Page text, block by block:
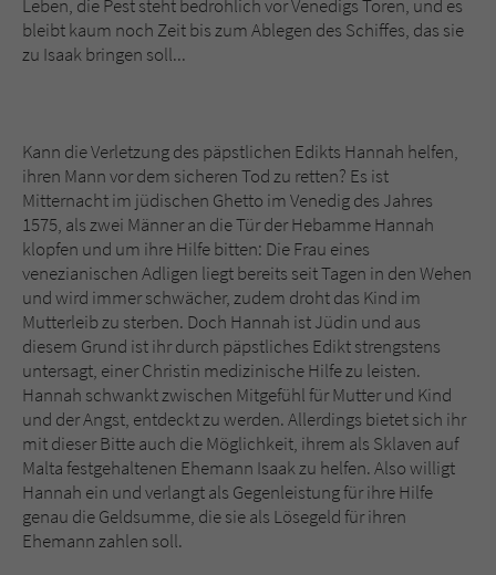
Leben, die Pest steht bedrohlich vor Venedigs Toren, und es
bleibt kaum noch Zeit bis zum Ablegen des Schiffes, das sie
zu Isaak bringen soll...
Kann die Verletzung des päpstlichen Edikts Hannah helfen,
ihren Mann vor dem sicheren Tod zu retten? Es ist
Mitternacht im jüdischen Ghetto im Venedig des Jahres
1575, als zwei Männer an die Tür der Hebamme Hannah
klopfen und um ihre Hilfe bitten: Die Frau eines
venezianischen Adligen liegt bereits seit Tagen in den Wehen
und wird immer schwächer, zudem droht das Kind im
Mutterleib zu sterben. Doch Hannah ist Jüdin und aus
diesem Grund ist ihr durch päpstliches Edikt strengstens
untersagt, einer Christin medizinische Hilfe zu leisten.
Hannah schwankt zwischen Mitgefühl für Mutter und Kind
und der Angst, entdeckt zu werden. Allerdings bietet sich ihr
mit dieser Bitte auch die Möglichkeit, ihrem als Sklaven auf
Malta festgehaltenen Ehemann Isaak zu helfen. Also willigt
Hannah ein und verlangt als Gegenleistung für ihre Hilfe
genau die Geldsumme, die sie als Lösegeld für ihren
Ehemann zahlen soll.